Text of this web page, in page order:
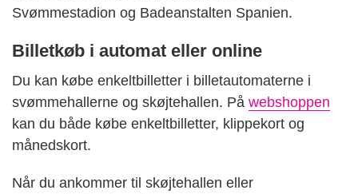
Svømmestadion og Badeanstalten Spanien.
Billetkøb i automat eller online
Du kan købe enkeltbilletter i billetautomaterne i
svømmehallerne og skøjtehallen. På webshoppen
kan du både købe enkeltbilletter, klippekort og
månedskort.
Når du ankommer til skøjtehallen eller